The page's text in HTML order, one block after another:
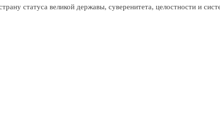
статуса великой державы, суверенитета, целостности и